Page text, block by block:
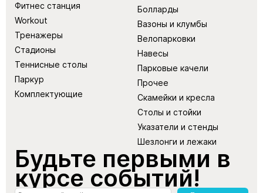
Фитнес станция
Workout
Тренажеры
Стадионы
Теннисные столы
Паркур
Комплектующие
Болларды
Вазоны и клумбы
Велопарковки
Навесы
Парковые качели
Прочее
Скамейки и кресла
Столы и стойки
Указатели и стенды
Шезлонги и лежаки
Будьте первыми в
курсе событий!